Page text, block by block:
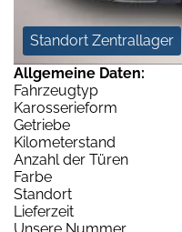
Standort Zentrallager
Allgemeine Daten:
Fahrzeugtyp
Karosserieform
Getriebe
Kilometerstand
Anzahl der Türen
Farbe
Standort
Lieferzeit